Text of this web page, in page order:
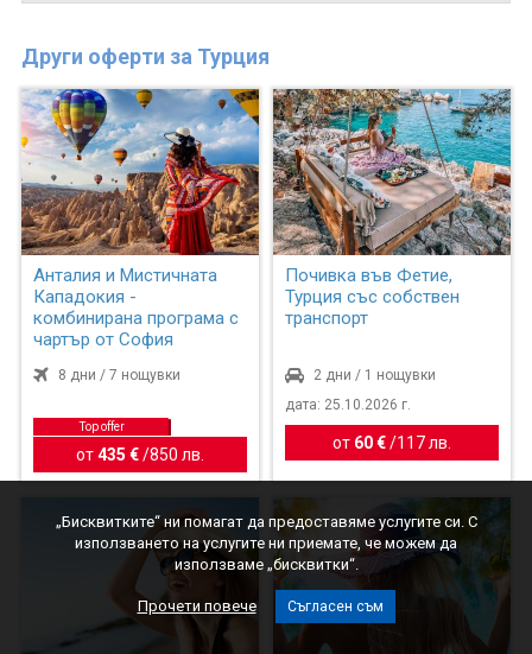
Други оферти за Турция
Анталия и Мистичната
Кападокия -
комбинирана програма с
чартър от София
8 дни / 7 нощувки
Top offer
от435 € /850 лв.
Почивка във Фетие,
Турция със собствен
транспорт
2 дни / 1 нощувки
дата: 25.10.2026 г.
от 60 €/ 117 лв.
„Бисквитките“ ни помагат да предоставяме услугите си. С
използването на услугите ни приемате, че можем да
използваме „бисквитки“.
Прочети повече Съгласен съм